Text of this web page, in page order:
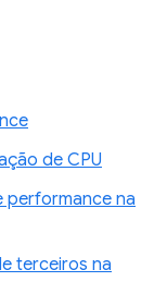
de CPU
performance na
terceiros na